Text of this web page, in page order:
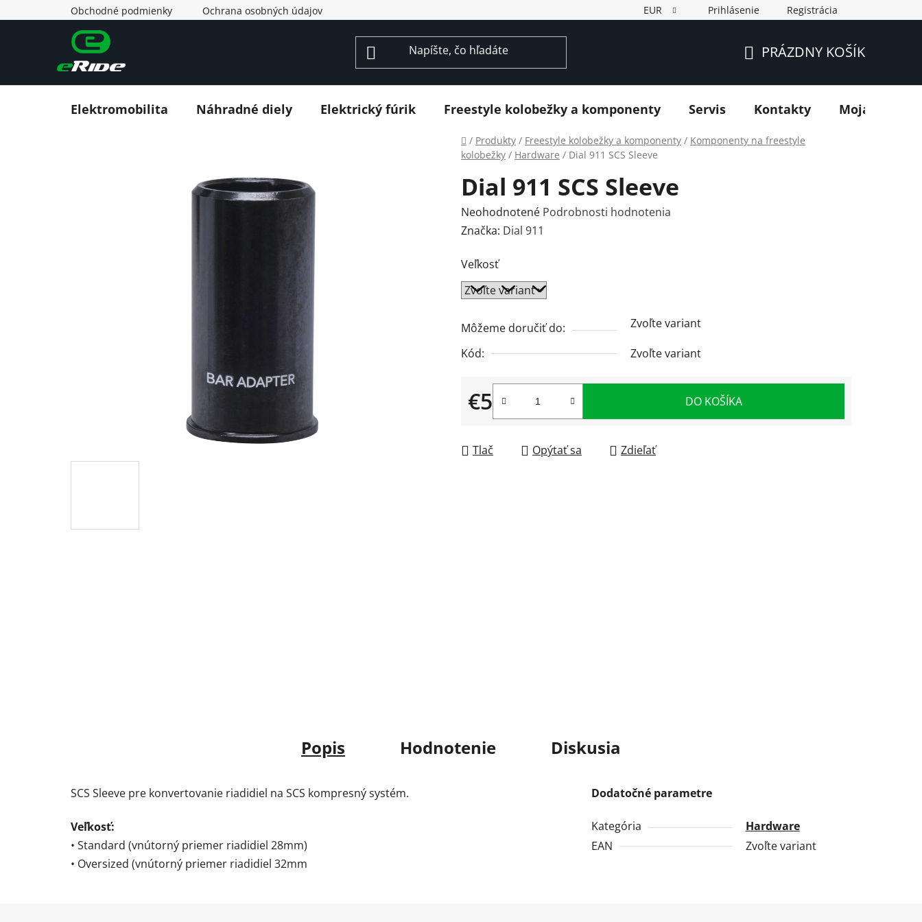
na
Obchodné podmienky Ochrana osobných údajov EUR Prihlásenie Registrácia
KOŠÍK
PRÁZDNY KOŠÍK
Elektromobilita Náhradné diely Elektrický fúrik Freestyle kolobežky a komponenty Servis Kontakty Moja
Domov
/ Produkty / Freestyle kolobežky a komponenty / Komponenty na freestyle
kolobežky / Hardware / Dial 911 SCS Sleeve
Dial 911 SCS Sleeve
Priemerné
hodnotenie
je
0,0
z
5
Neohodnotené Podrobnosti hodnotenia
Značka: Dial 911
Veľkosť
Môžeme doručiť do:
Zvoľte variant
Kód:
Zvoľte variant
€5
Jednotková cena:
DO KOŠÍKA
Tlač Opýtať sa Zdieľať
Popis Hodnotenie Diskusia
SCS Sleeve pre konvertovanie riadidiel na SCS kompresný systém.
Veľkosť:
• Standard (vnútorný priemer riadidiel 28mm)
• Oversized (vnútorný priemer riadidiel 32mm
Dodatočné parametre
Kategória
Hardware
EAN
Zvoľte variant